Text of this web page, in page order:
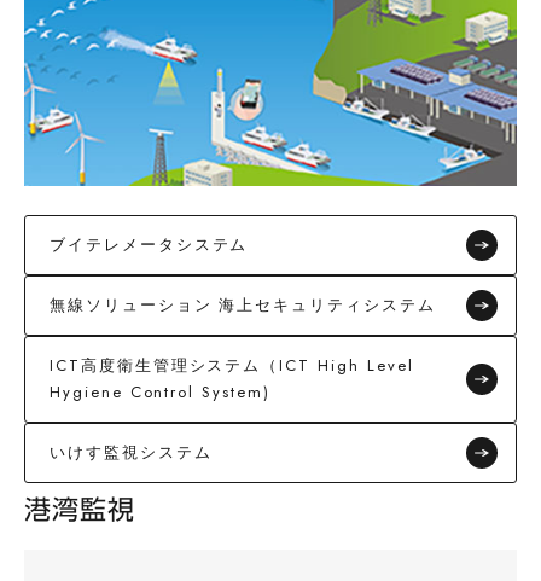
ブイテレメータシステム
無線ソリューション 海上セキュリティシステム
ICT高度衛生管理システム（ICT High Level
Hygiene Control System)
いけす監視システム
港湾監視